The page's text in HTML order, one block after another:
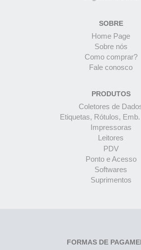
SOBRE
Home Page
Sobre nós
Como comprar?
Fale conosco
PRODUTOS
Coletores de
Etiquetas, Rótulos,
Impressoras
Leitores
PDV
Ponto e Acesso
Softwares
Suprimentos
FORMAS DE